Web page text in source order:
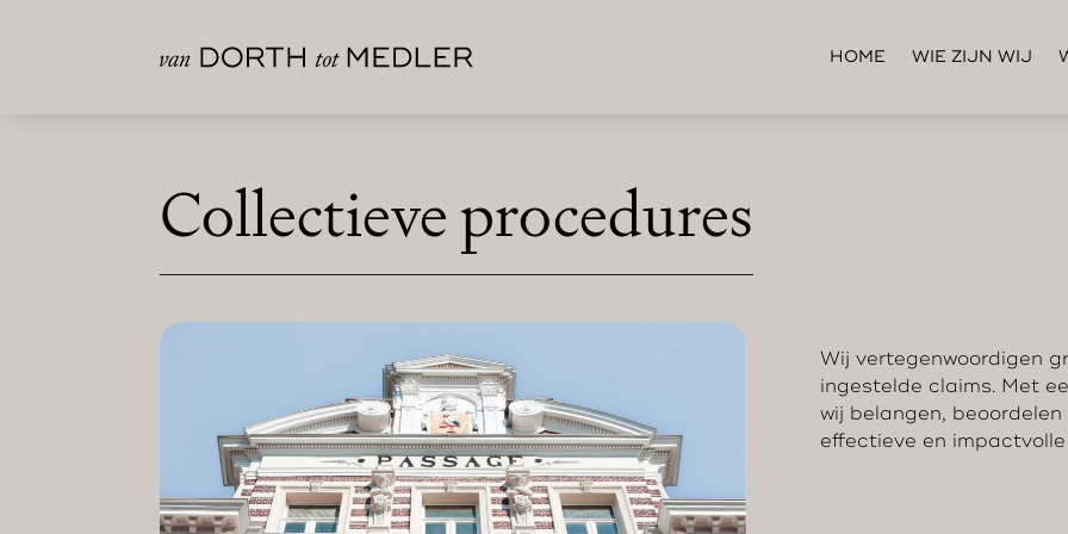
HOME WIE ZIJN WIJ
Collectieve procedures
Wij vertegenwoordigen
ingestelde claims. Met
wij belangen,
effectieve en